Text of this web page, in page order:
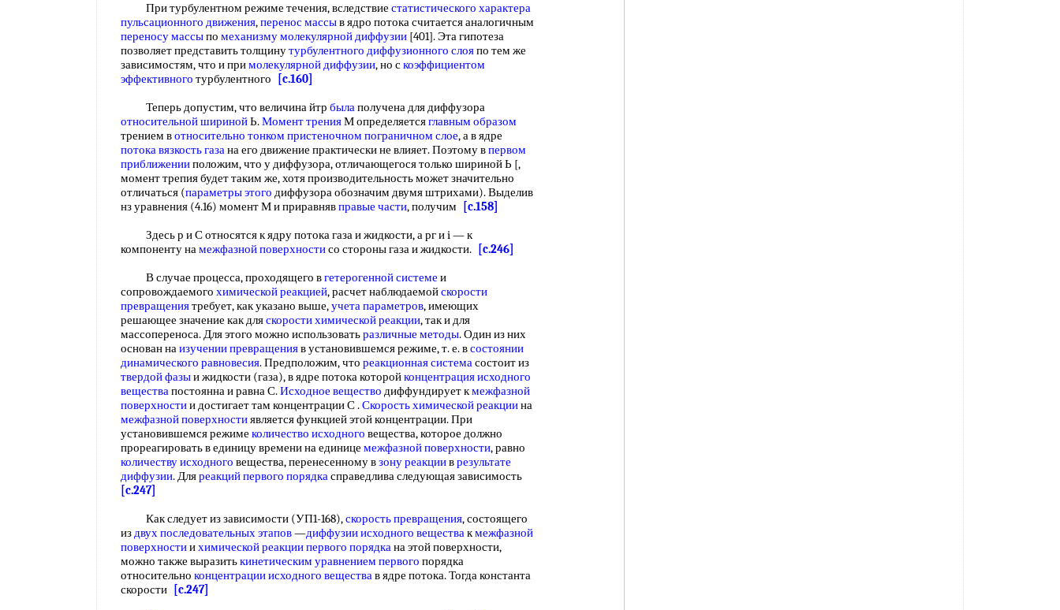
При турбулентном режиме течения, вследствие статистического характера
пульсационного движения,перенос массыв ядро потока считается аналогичным
переносу массыпо механизму молекулярной диффузии [401]. Эта гипотеза
позволяет представить толщинутурбулентного диффузионного слояпо тем же
зависимостям, что и примолекулярной диффузии, но скоэффициентом
эффективного турбулентного
[c.160]
Теперь допустим, что величина йтр былаполучена для диффузора
относительной ширинойЬ.Момент тренияМ определяетсяглавным образом
трением вотносительно тонком пристеночном пограничном слое, а в ядре
потока вязкость газана его движение практически не влияет. Поэтому впервом
приближенииположим, что у диффузора, отличающегося только шириной Ь [,
момент трепия будет таким же, хотя производительность может значительно
отличаться (параметры этого диффузора обозначим двумя штрихами). Выделив
нз уравнения (4.16) момент М и приравнявправые части, получим
[c.158]
Здесь р и С относятся к ядру потока газа и жидкости, а рг и i — к
компоненту намежфазной поверхностисо стороны газа и жидкости.
[c.246]
В случае процесса, проходящего вгетерогенной системе и
сопровождаемого химической реакцией, расчет наблюдаемойскорости
превращениятребует, как указано выше,учета параметров, имеющих
решающее значение как дляскорости химической реакции, так и для
массопереноса. Для этого можно использоватьразличные методы. Один из них
основан наизучении превращенияв установившемся режиме, т. е. всостоянии
динамического равновесия. Предположим, что реакционная системасостоит из
твердой фазыи жидкости (газа), в ядре потока которойконцентрация исходного
веществапостоянна и равна С.Исходное вещество диффундирует кмежфазной
поверхностии достигает там концентрации С .Скорость химической реакциина
межфазной поверхностиявляется функцией этой концентрации. При
установившемся режиме количество исходного вещества, которое должно
прореагировать в единицу времени на единице межфазной поверхности, равно
количеству исходного вещества, перенесенному взону реакцииврезультате
диффузии. Дляреакций первого порядкасправедлива следующая зависимость
[c.247]
Как следует из зависимости (УП1-168),скорость превращения, состоящего
издвухпоследовательных этапов—диффузии исходного веществакмежфазной
поверхностиихимической реакции первого порядкана этой поверхности,
можно также выразитькинетическим уравнением первого порядка
относительно концентрации исходного веществав ядре потока. Тогда константа
скорости
[c.247]